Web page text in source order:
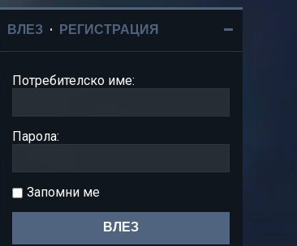
ВЛЕЗ• РЕГИСТРАЦИЯ
Потребителско име:
Парола:
Запомни ме